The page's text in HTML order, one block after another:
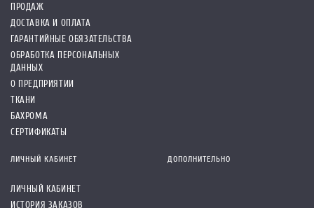
ПРОДАЖ
ДОСТАВКА И ОПЛАТА
ГАРАНТИЙНЫЕ ОБЯЗАТЕЛЬСТВА
ОБРАБОТКА ПЕРСОНАЛЬНЫХ
ДАННЫХ
О ПРЕДПРИЯТИИ
ТКАНИ
БАХРОМА
СЕРТИФИКАТЫ
ЛИЧНЫЙ КАБИНЕТ
ЛИЧНЫЙ КАБИНЕТ
ИСТОРИЯ ЗАКАЗОВ
ДОПОЛНИТЕЛЬНО